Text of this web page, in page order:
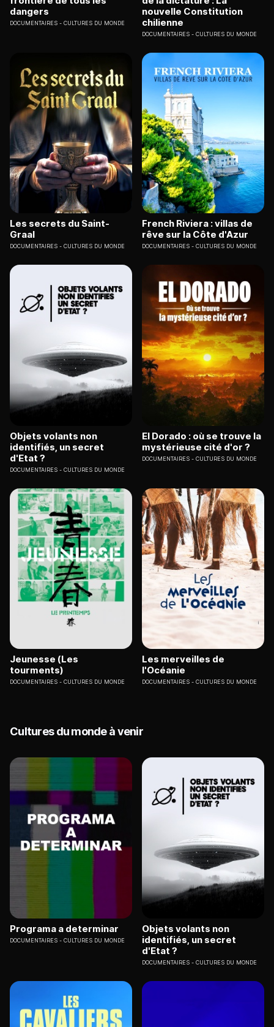
dangers
DOCUMENTAIRES CULTURES DU MONDE
nouvelle Constitution
chilienne
DOCUMENTAIRES CULTURES DU MONDE
Les secrets du Saint-
Graal
DOCUMENTAIRES CULTURES DU MONDE
French Riviera : villas de
rêve sur la Côte d'Azur
DOCUMENTAIRES CULTURES DU MONDE
Objets volants non
identifiés, un secret
d'Etat ?
DOCUMENTAIRES CULTURES DU MONDE
El Dorado : où se trouve la
mystérieuse cité d'or ?
DOCUMENTAIRES CULTURES DU MONDE
Jeunesse (Les
tourments)
DOCUMENTAIRES CULTURES DU MONDE
Les merveilles de
l'Océanie
DOCUMENTAIRES CULTURES DU MONDE
Cultures du monde à venir
Programa a determinar
DOCUMENTAIRES CULTURES DU MONDE
Objets volants non
identifiés, un secret
d'Etat ?
DOCUMENTAIRES CULTURES DU MONDE